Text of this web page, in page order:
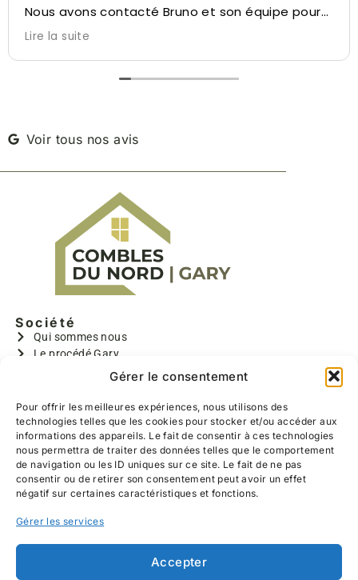
Gérer le consentement
Pour offrir les meilleures expériences, nous utilisons des
technologies telles que les cookies pour stocker et/ou accéder aux
informations des appareils. Le fait de consentir à ces technologies
nous permettra de traiter des données telles que le comportement
de navigation ou les ID uniques sur ce site. Le fait de ne pas
consentir ou de retirer son consentement peut avoir un effet
négatif sur certaines caractéristiques et fonctions.
Gérer les services
Accepter
Nous avons contacté Bruno et son équipe pour
la réalisation de l’aménagement de nos
combles.
Bruno a su nous conseiller et nous diriger sur ce
qu’il été possible de faire avec l’espace dédié,
d’espace.
réalisé par leur soin à côté de chez nous afin de
nous réconforter dans notre décision.
De plus, ils ont effectués un travail de qualité,
nous avons pu choisir l’ensemble des réalisations
(emplacements des prises et interrupteurs, la
taille des chambres, la couleur du parquet,
l’ensemble de l’escalier, l’emplacement des
velux..) toujours sous leurs bons conseils
discrets, ponctuels, très rapide et travaillent
poussière dans notre salon, lavage du sol
chaque soir avant leur départ)
Nous les recommandons à 100%, allez y les yeux
fermés, nous sommes heureux du travail
effectué.
Lire la suite
Voir tous nos avis
Société
Qui sommes nous
Le procédé Gary
GARYTRADY
Informations
Aides à la rénovation
Devis gratuit
Contact
Réalisations
639 Hameau de Belzanois